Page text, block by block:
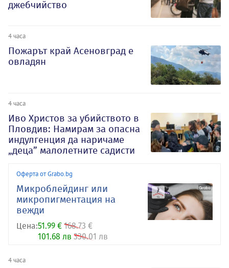
джебчийство
4 часа
Пожарът край Асеновград е
овладян
4 часа
Иво Христов за убийството в
Пловдив: Намирам за опасна
индулгенция да наричаме
„деца” малолетните садисти
Оферта от Grabo.bg
Микроблейдинг или
микропигментация на
вежди
Цена:51.99 € 168.73 €
101.68 лв 330.01 лв
4 часа